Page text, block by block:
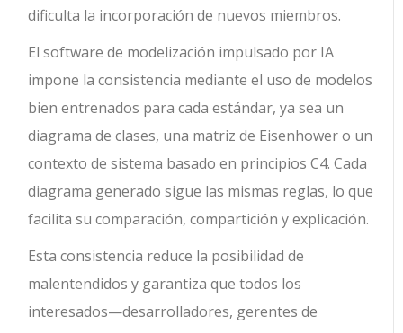
dificulta la incorporación de nuevos miembros.
El software de modelización impulsado por IA
impone la consistencia mediante el uso de modelos
bien entrenados para cada estándar, ya sea un
diagrama de clases, una matriz de Eisenhower o un
contexto de sistema basado en principios C4. Cada
diagrama generado sigue las mismas reglas, lo que
facilita su comparación, compartición y explicación.
Esta consistencia reduce la posibilidad de
malentendidos y garantiza que todos los
interesados—desarrolladores, gerentes de